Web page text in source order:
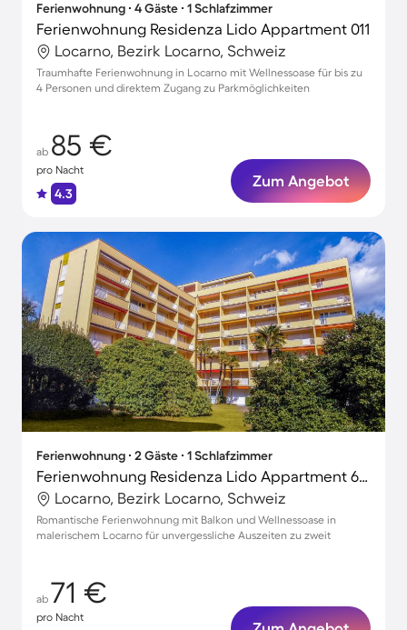
Ferienwohnung ∙ 4 Gäste ∙ 1 Schlafzimmer
Ferienwohnung Residenza Lido Appartment 011
Locarno, Bezirk Locarno, Schweiz
Traumhafte Ferienwohnung in Locarno mit Wellnessoase für bis zu
4 Personen und direktem Zugang zu Parkmöglichkeiten
ab 85 €
pro Nacht
4.3
Zum Angebot
Ferienwohnung ∙ 2 Gäste ∙ 1 Schlafzimmer
Ferienwohnung Residenza Lido Appartment 601
Locarno, Bezirk Locarno, Schweiz
Romantische Ferienwohnung mit Balkon und Wellnessoase in
malerischem Locarno für unvergessliche Auszeiten zu zweit
ab 71 €
pro Nacht